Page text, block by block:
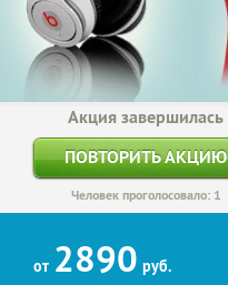
Акция завершилась
ПОВТОРИТЬ АКЦИЮ
Человек проголосовало: 1
от 2890 руб.